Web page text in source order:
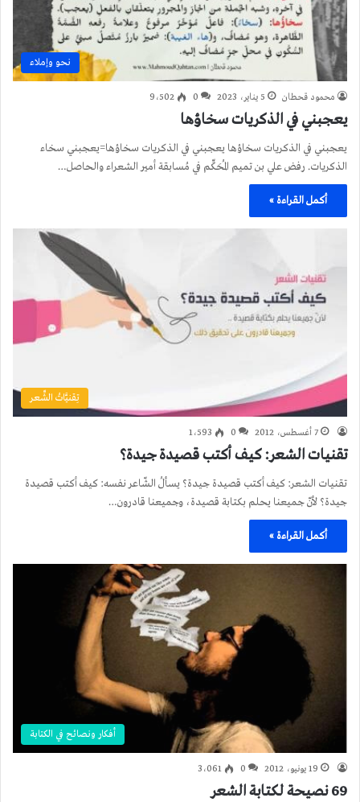
نحو وإملاء
محمود قحطان 5 يناير، 2023 0 9٬502
يعجبني في الذكريات سخاؤها
يعجبني في الذكريات سخاؤها يعجبني في الذكريات سخاؤها=يعجبني سخاء
الذكريات. رفض علي بن تميم المُحَكِّم في مُسابقة أمير الشعراء والحاصل…
أكمل القراءة »
تِقنيَّاتُ الشِّعر
7 أغسطس، 2012 0 1٬593
تقنيات الشعر: كيف أكتب قصيدة جيدة؟
تقنيات الشعر: كيف أكتب قصيدة جيدة؟ يسألُ الشّاعر نفسه: كيف أكتب قصيدة
جيدة؟ لأنّ جميعنا يحلم بكتابة قصيدة، وجميعنا قادرون…
أكمل القراءة »
أفكار ونصائح في الكتابة
19 يونيو، 2012 0 3٬061
69 نصيحة لكتابة الشعر